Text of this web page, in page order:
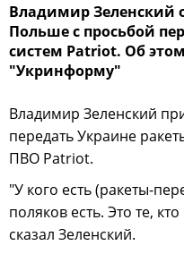
Владимир Зеленский
Польше с просьбой
систем Patriot. Об
"Укринформу"
Владимир Зеленский
передать Украине
ПВО Patriot.
"У кого есть (ракеты-
поляков есть. Это те,
сказал Зеленский.